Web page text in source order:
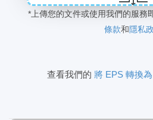
*上傳您的文件或使用我們的服務
條款和隱私
查看我們的 將 EPS 轉換